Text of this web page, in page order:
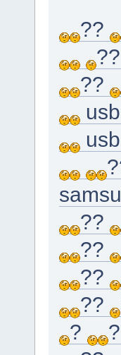
??
??
??
usb
usb
??
??
??
??
?
?